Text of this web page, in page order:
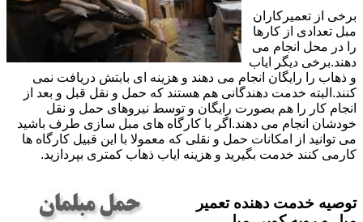
برخی از تعمیرکاران
مبل تعدادی از کارها
را در محل انجام می
دهند.برخی دیگر ایاب
و ذهاب را رایگان انجام می دهند و هزینه ای بابتش دریافت نمی
کنند.البته خدمت دهندگانی هم هستند که حمل و نقل قبل و بعد از
انجام کار را هم بصورت رایگان و توسط نیروهای حمل و نقل
خودشان انجام می دهند.اگر با کارگاه های مبل سازی طرف باشید
می توانید از امکانات حمل و نقلی که معمولا با این قبیل کارگاه ها
کارمی کنند خدمت بگیرید و هزینه ایاب ذهاب کمتری بپردازید.
توصیه خدمت دهنده تعمیر